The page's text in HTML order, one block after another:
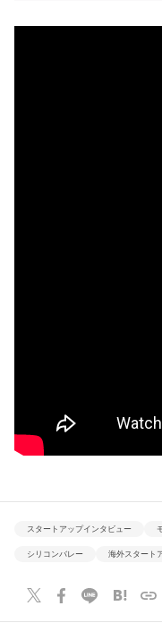
スタートアップインタビュー
シリコンバレー 海外スタート